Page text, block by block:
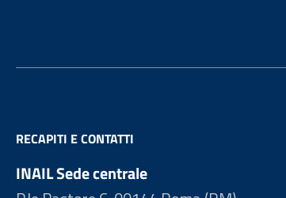
RECAPITI E CONTATTI
INAIL Sede centrale